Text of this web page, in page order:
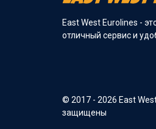
East West Eurolines -
отличный сервис и
© 2017 - 2026 East
защищены